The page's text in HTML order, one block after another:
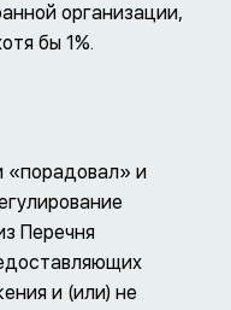
организации,
бы 1%.
и
Перечня
и (или) не